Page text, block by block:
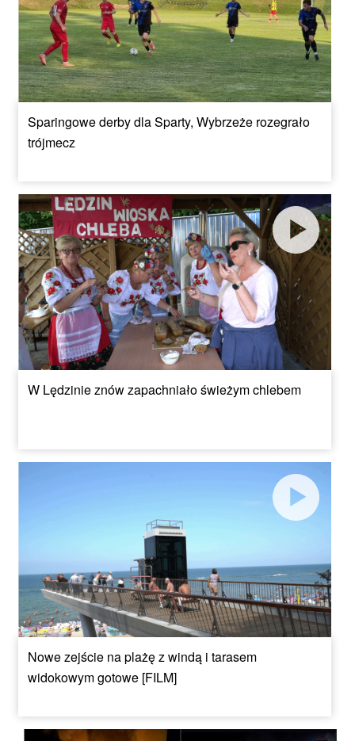
Sparingowe derby dla Sparty, Wybrzeże rozegrało
trójmecz
W Lędzinie znów zapachniało świeżym chlebem
Nowe zejście na plażę z windą i tarasem
widokowym gotowe [FILM]